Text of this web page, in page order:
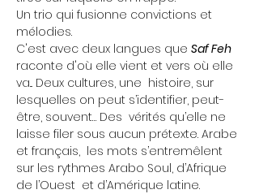
Un trio qui fusionne convictions et
mélodies.
C'est avec deux langues que Saf Feh
raconte d'où elle vient et vers où elle
va... Deux cultures, une  histoire, sur
lesquelles on peut s’identifier, peut-
être, souvent… Des  vérités qu’elle ne
laisse filer sous aucun prétexte. Arabe
et français,  les mots s’entremêlent
sur les rythmes Arabo Soul, d’Afrique
de l’Ouest  et d’Amérique latine.